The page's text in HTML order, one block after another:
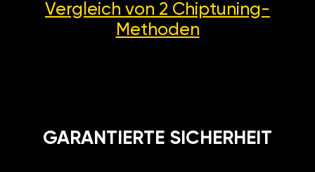
Vergleich von 2 Chiptuning-
Methoden
GARANTIERTE SICHERHEIT